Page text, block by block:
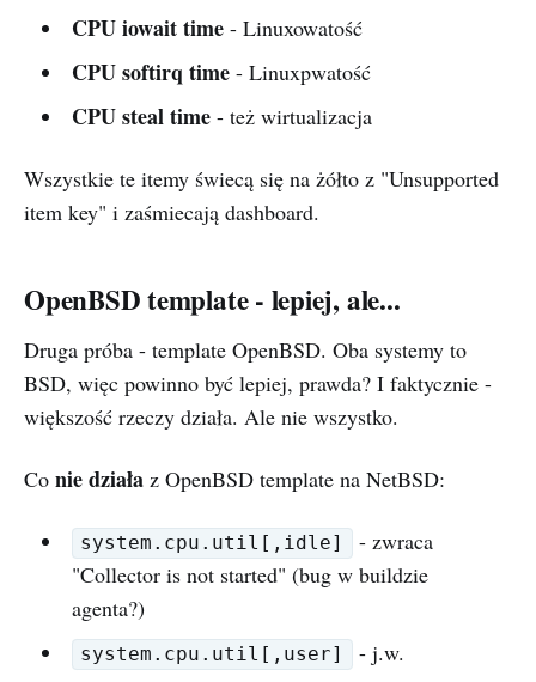
CPU iowait time- Linuxowatość
CPU softirq time- Linuxpwatość
CPU steal time- też wirtualizacja
Wszystkie te itemy świecą się na żółto z "Unsupported
item key" i zaśmiecają dashboard.
OpenBSD template - lepiej, ale...
Druga próba - template OpenBSD. Oba systemy to
BSD, więc powinno być lepiej, prawda? I faktycznie -
większość rzeczy działa. Ale nie wszystko.
Co nie działa z OpenBSD template na NetBSD:
system.cpu.util[,idle]
- zwraca
"Collector is not started" (bug w buildzie
agenta?)
system.cpu.util[,user]
- j.w.